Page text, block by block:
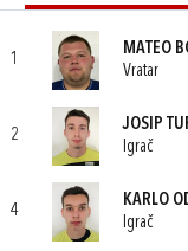
1
MATEO
Vratar
2
JOSIP
Igrač
4
KARLO
Igrač